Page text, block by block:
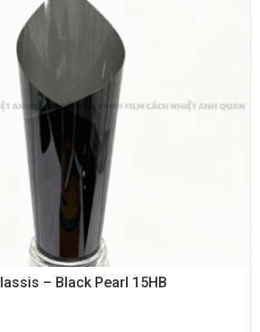
XEM NHANH
– Black Pearl 15HB